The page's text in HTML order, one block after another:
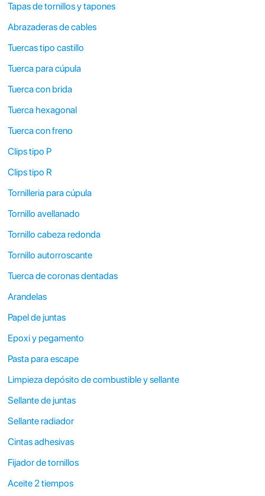
Tapas de tornillos y tapones
Abrazaderas de cables
Tuercas tipo castillo
Tuerca para cúpula
Tuerca con brida
Tuerca hexagonal
Tuerca con freno
Clips tipo P
Clips tipo R
Tornilleria para cúpula
Tornillo avellanado
Tornillo cabeza redonda
Tornillo autorroscante
Tuerca de coronas dentadas
Arandelas
Papel de juntas
Epoxi y pegamento
Pasta para escape
Limpieza depósito de combustible y sellante
Sellante de juntas
Sellante radiador
Cintas adhesivas
Fijador de tornillos
Aceite 2 tiempos